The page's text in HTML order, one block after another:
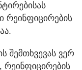
რეინფიცირების
შემთხვევას ვერ